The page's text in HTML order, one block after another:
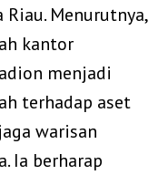
Menurutnya,
kantor
menjadi
terhadap aset
warisan
Ia berharap